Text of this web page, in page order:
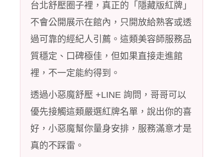
台北舒壓圈子裡，真正的「隱藏版紅牌」
不會公開展示在館內，只開放給熟客或透
過可靠的經紀人引薦。這類美容師服務品
質穩定、口碑極佳，但如果直接走進館
裡，不一定能約得到。
透過小惡魔舒壓 +LINE 詢問，哥哥可以
優先接觸這類嚴選紅牌名單，說出你的喜
好，小惡魔幫你量身安排，服務滿意才是
真的不踩雷。